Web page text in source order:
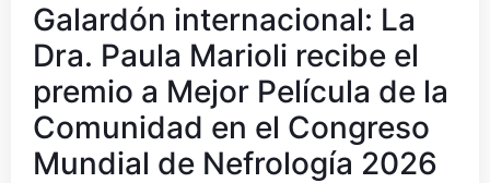
Galardón internacional: La
Dra. Paula Marioli recibe el
premio a Mejor Película de la
Comunidad en el Congreso
Mundial de Nefrología 2026